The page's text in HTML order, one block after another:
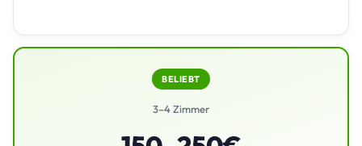
BELIEBT
3–4 Zimmer